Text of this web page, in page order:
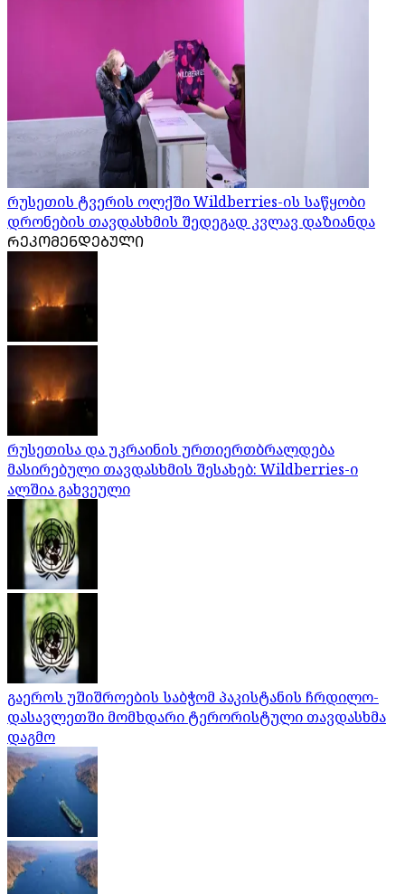
რუსეთის ტვერის ოლქში Wildberries-ის საწყობი
დრონების თავდასხმის შედეგად კვლავ დაზიანდა
ᲠᲔᲙᲝᲛᲔᲜᲓᲔᲑᲣᲚᲘ
რუსეთისა და უკრაინის ურთიერთბრალდება
მასირებული თავდასხმის შესახებ: Wildberries-ი
ალშია გახვეული
გაეროს უშიშროების საბჭომ პაკისტანის ჩრდილო-
დასავლეთში მომხდარი ტერორისტული თავდასხმა
დაგმო